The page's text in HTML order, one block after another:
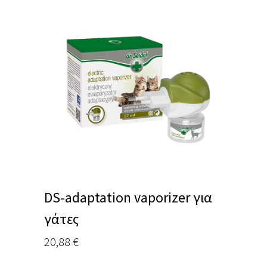
DS-adaptation vaporizer για
γάτες
20,88 €